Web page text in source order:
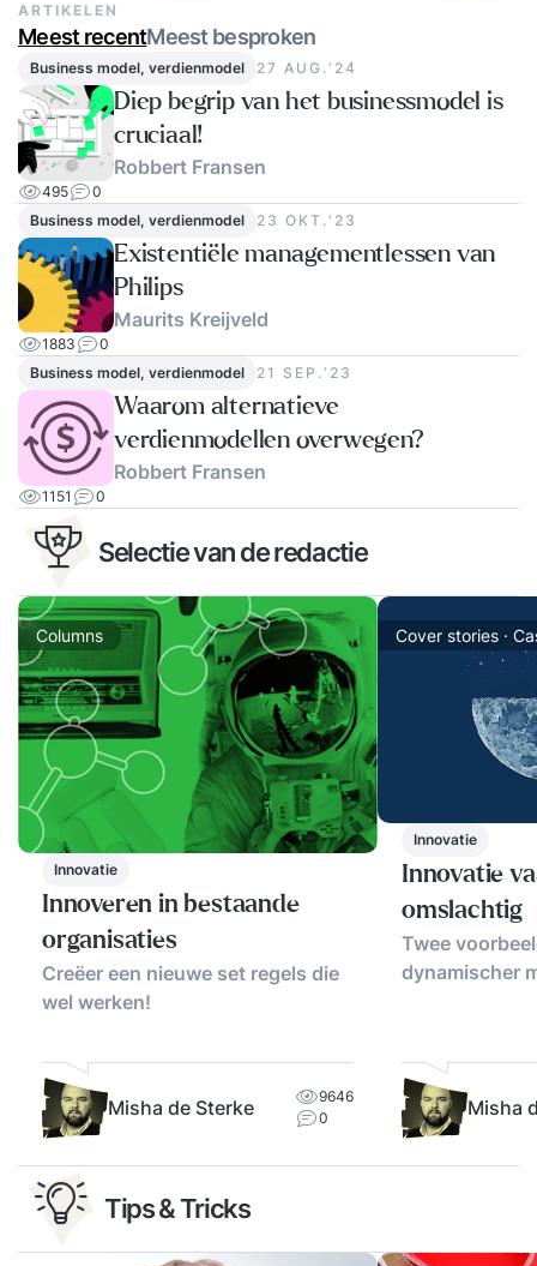
ARTIKELEN
Meest recentMeest besproken
Business model, verdienmodel 27 AUG.‘24
Diep begrip van het businessmodel is
cruciaal!
Robbert Fransen
495
0
Business model, verdienmodel
23 OKT.‘23
Existentiële managementlessen van
Philips
Maurits Kreijveld
1883
0
Business model, verdienmodel
21 SEP.‘23
Waarom alternatieve
verdienmodellen overwegen?
Robbert Fransen
1151 0
Selectie van de redactie
Columns
Innovatie
Innoveren in bestaande
organisaties
Creëer een nieuwe set regels die
wel werken!
Misha de Sterke
9646
0
Cover stories ·
Innovatie
Innovatie
omslachtig
Twee
dynamischer
Misha
Tips & Tricks